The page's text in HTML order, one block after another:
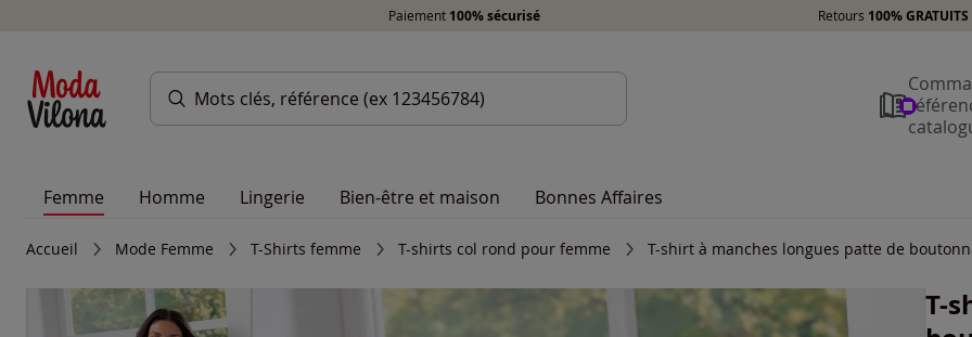
Paiement 100% sécurisé Retours 100%
Femme Homme Lingerie Bien-être et maison Bonnes Affaires
Accueil Mode Femme T-Shirts femme T-shirts col rond pour femme T-shirt à manches longues patte de
T-